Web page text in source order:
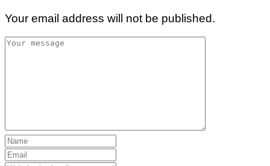
Your email address will not be published.